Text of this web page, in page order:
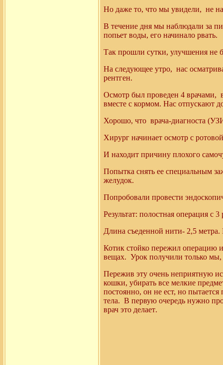
Но даже то, что мы увидели, не
В течение дня мы наблюдали за
попьет воды, его начинало рвать.
Так прошли сутки, улучшения не
На следующее утро, нас
рентген.
Осмотр был проведен 4 врачами,
вместе с кормом. Нас отпускают
Хорошо, что врача-диагноста
Хирург начинает осмотр с
И находит причину плохого
Попытка снять ее специальным
желудок.
Попробовали провести
Результат: полостная операция с
Длина съеденной нити- 2,5
Котик стойко пережил операцию
вещах. Урок получили только мы,
Пережив эту очень неприятную
кошки, убирать все мелкие
постоянно, он не ест, но пытается
тела. В первую очередь нужно
врач это делает.